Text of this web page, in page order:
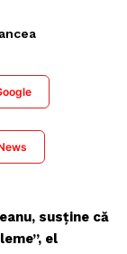
susține că
el